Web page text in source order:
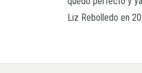
Liz Rebolledo en